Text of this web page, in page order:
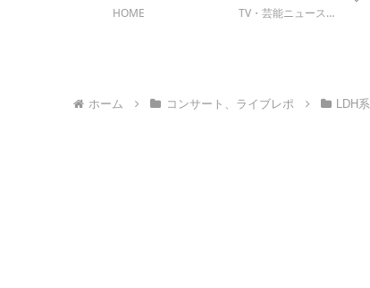
HOME
TV・芸能ニュース…
ホーム コンサート、ライブレポ LDH系